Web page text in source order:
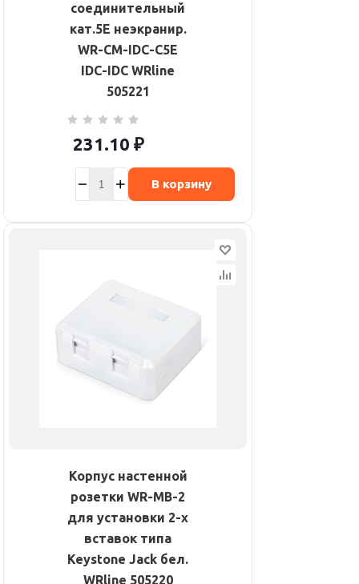
соединительный
кат.5E неэкранир.
WR-CM-IDC-C5E
IDC-IDC WRline
505221
231.10 ₽
В корзину
Корпус настенной
розетки WR-MB-2
для установки 2-х
вставок типа
Keystone Jack бел.
WRline 505220